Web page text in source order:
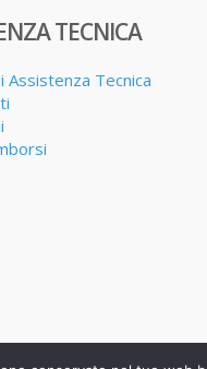
TECNICA
Assistenza Tecnica